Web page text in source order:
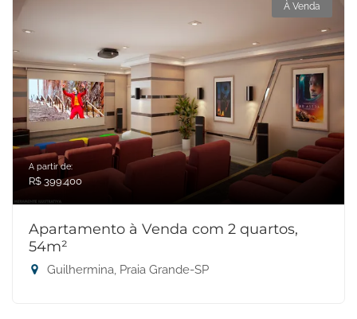
À Venda
A partir de:
R$ 399.400
Apartamento à Venda com 2 quartos,
54m²
Guilhermina, Praia Grande-SP